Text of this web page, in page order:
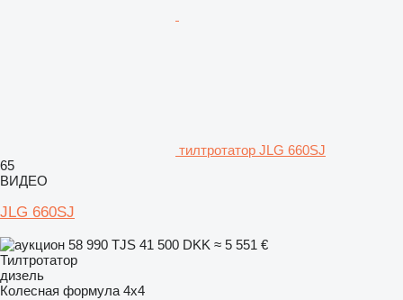
тилтротатор JLG 660SJ
65
ВИДЕО
JLG 660SJ
58 990 TJS 41 500 DKK ≈ 5 551 €
Тилтротатор
дизель
Колесная формула 4x4